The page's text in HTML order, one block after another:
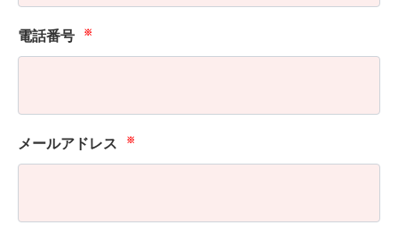
電話番号 ※
メールアドレス ※